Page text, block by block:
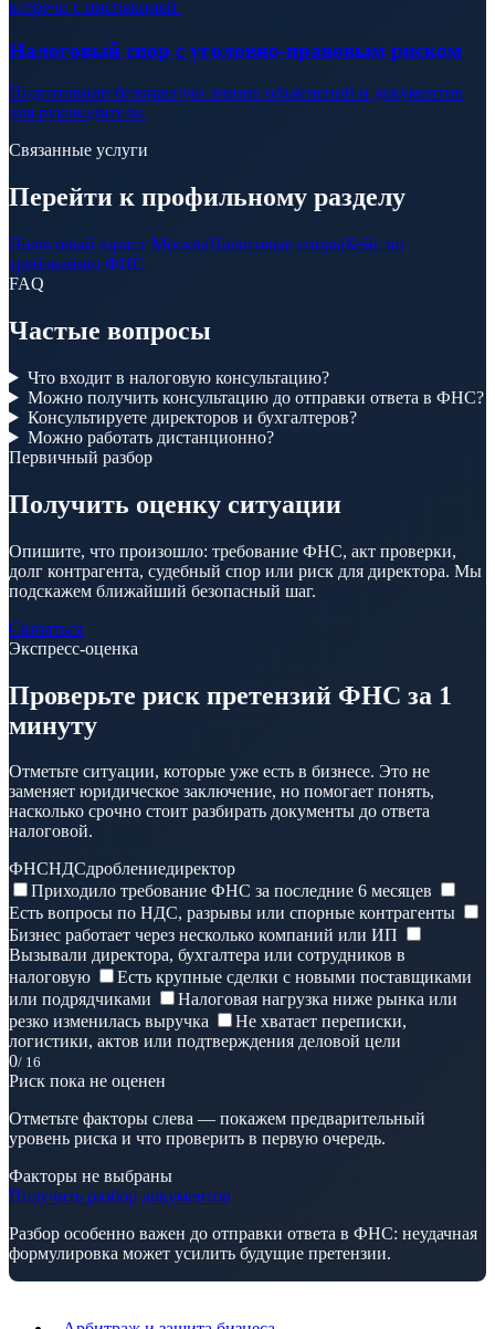
встречи с инспекцией.
Налоговый спор с уголовно-правовым риском
Подготовили безопасную линию объяснений и документов
для руководителя.
Связанные услуги
Перейти к профильному разделу
Налоговый юрист МоскваНалоговые спорыКейс по
требованию ФНС
FAQ
Частые вопросы
Что входит в налоговую консультацию?
Можно получить консультацию до отправки ответа в ФНС?
Консультируете директоров и бухгалтеров?
Можно работать дистанционно?
Первичный разбор
Получить оценку ситуации
Опишите, что произошло: требование ФНС, акт проверки,
долг контрагента, судебный спор или риск для директора. Мы
подскажем ближайший безопасный шаг.
Связаться
Экспресс-оценка
Проверьте риск претензий ФНС за 1
минуту
Отметьте ситуации, которые уже есть в бизнесе. Это не
заменяет юридическое заключение, но помогает понять,
насколько срочно стоит разбирать документы до ответа
налоговой.
ФНСНДСдроблениедиректор
Приходило требование ФНС за последние 6 месяцев
Есть вопросы по НДС, разрывы или спорные контрагенты
Бизнес работает через несколько компаний или ИП
Вызывали директора, бухгалтера или сотрудников в
налоговую
Есть крупные сделки с новыми поставщиками
или подрядчиками
Налоговая нагрузка ниже рынка или
резко изменилась выручка
Не хватает переписки,
логистики, актов или подтверждения деловой цели
0/ 16
Риск пока не оценен
Отметьте факторы слева — покажем предварительный
уровень риска и что проверить в первую очередь.
Факторы не выбраны
Получить разбор документов
Разбор особенно важен до отправки ответа в ФНС: неудачная
формулировка может усилить будущие претензии.